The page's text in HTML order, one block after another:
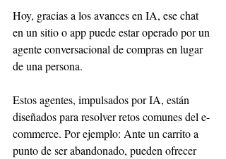
Hoy, gracias a los avances en IA, ese chat
en un sitio o app puede estar operado por un
agente conversacional de compras en lugar
de una persona.
Estos agentes, impulsados por IA, están
diseñados para resolver retos comunes del e-
commerce. Por ejemplo: Ante un carrito a
punto de ser abandonado, pueden ofrecer